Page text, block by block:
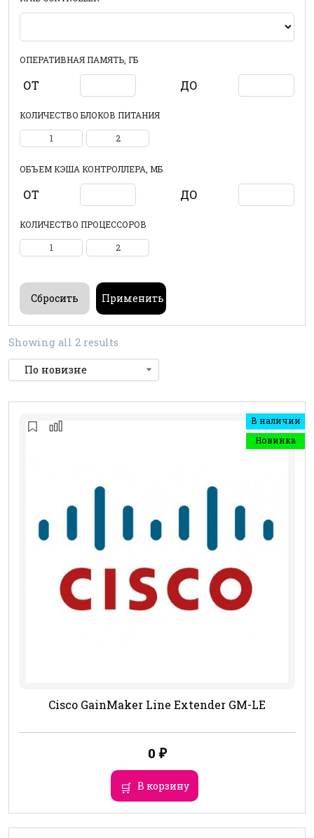
ОПЕРАТИВНАЯ ПАМЯТЬ, ГБ
ОТ ДО
КОЛИЧЕСТВО БЛОКОВ ПИТАНИЯ
1 2
ОБЪЕМ КЭША КОНТРОЛЛЕРА, МБ
ОТ ДО
КОЛИЧЕСТВО ПРОЦЕССОРОВ
1 2
Showing all 2 results
В наличии
Новинка
Cisco GainMaker Line Extender GM-LE
0 ₽
В корзину